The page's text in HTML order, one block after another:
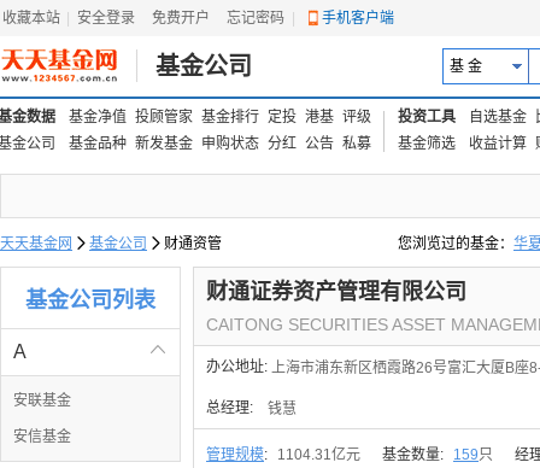
收藏本站 安全登录 免费开户 忘记密码 手机客户端
基金公司 基 金
金数据 基金净值 投顾管家 基金排行 定投 港基 评级
金公司
基金品种 新发基金 申购状态 分红 公告 私募
投资工具 自选基金
基金筛选
收益计算
天天基金网  基金公司  财通资管 您浏览过的基金： 华
易方达上证中盘ETF联
基金公司列表

A
安联基金
安信基金
财通证券资产管理有限公司
CAITONG SECURITIES ASSET
办公地址: 上海市浦东新区栖霞路26号富汇大厦B座
总经理: 钱慧
管理规模: 1104.31亿元 基金数量: 159只 经